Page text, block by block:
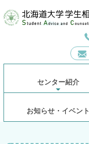
センター紹介
お知らせ・ イベント